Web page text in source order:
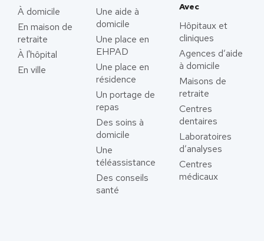
À domicile
En maison de
retraite
À l'hôpital
En ville
Une aide à
domicile
Une place en
EHPAD
Une place en
résidence
Un portage de
repas
Des soins à
domicile
Une
téléassistance
Des conseils
santé
Avec
Hôpitaux et
cliniques
Agences d’aide
à domicile
Maisons de
retraite
Centres
dentaires
Laboratoires
d’analyses
Centres
médicaux